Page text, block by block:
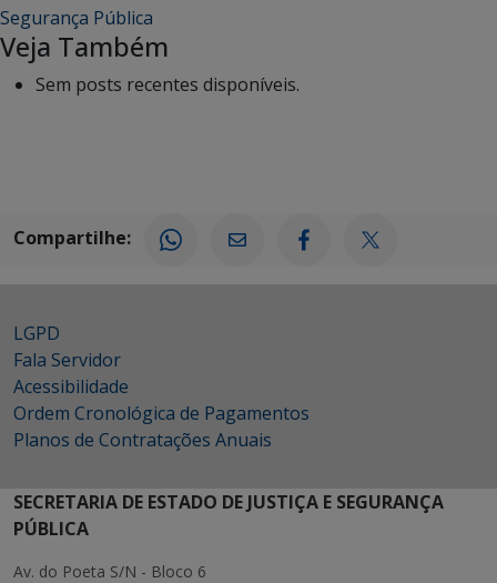
Segurança Pública
Veja Também
Sem posts recentes disponíveis.
Compartilhe:
LGPD
Fala Servidor
Acessibilidade
Ordem Cronológica de Pagamentos
Planos de Contratações Anuais
SECRETARIA DE ESTADO DE JUSTIÇA E SEGURANÇA
PÚBLICA
Av. do Poeta S/N - Bloco 6